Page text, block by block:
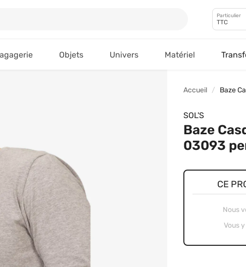
Particulier
TTC
Objets Univers Matériel
Accueil Baze
SOL'S
Baze
03093
CE
Nous
Vous